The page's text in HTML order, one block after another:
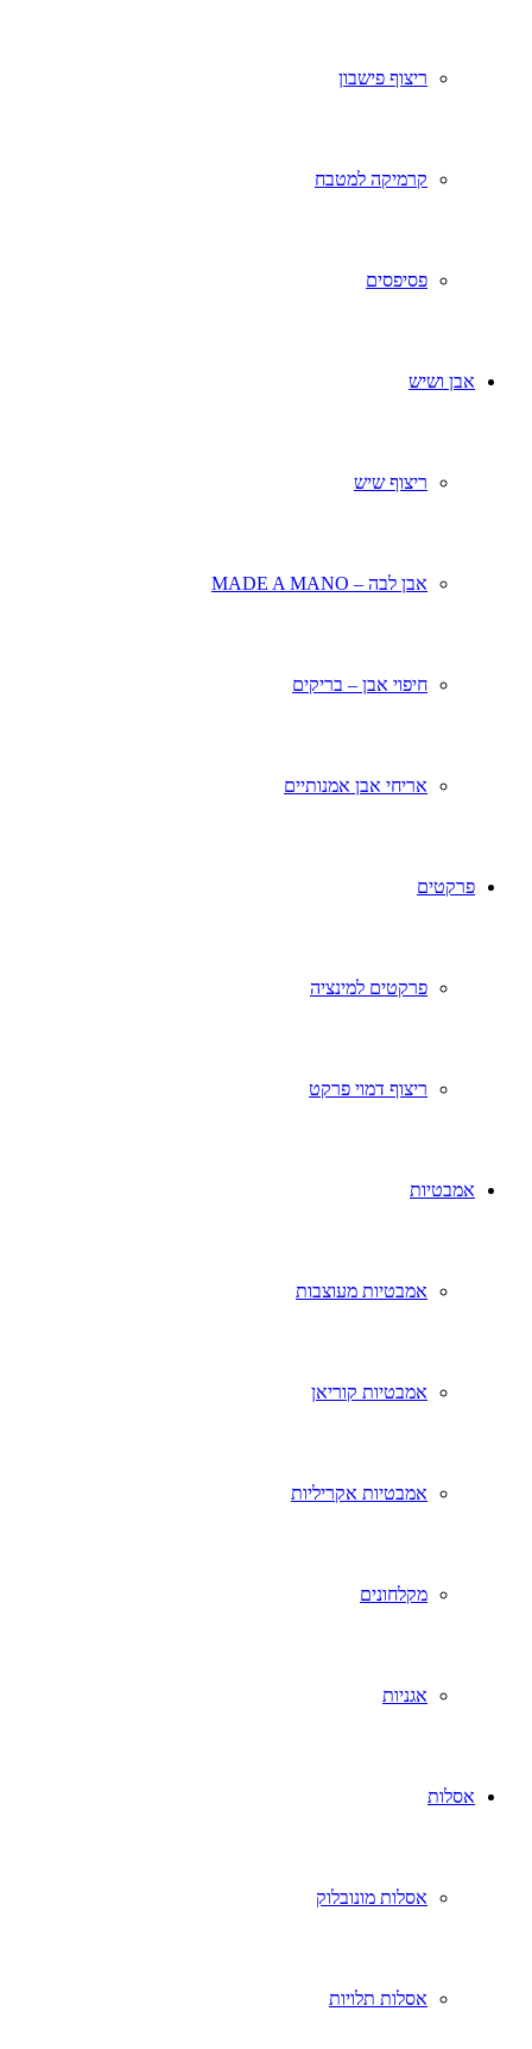
ריצוף פישבון
קרמיקה למטבח
פסיפסים
אבן ושיש
ריצוף שיש
אבן לבה – MADE A MANO
חיפוי אבן – בריקים
אריחי אבן אמנותיים
פרקטים
פרקטים למינציה
ריצוף דמוי פרקט
אמבטיות
אמבטיות מעוצבות
אמבטיות קוריאן
אמבטיות אקריליות
מקלחונים
אגניות
אסלות
אסלות מונובלוק
אסלות תלויות